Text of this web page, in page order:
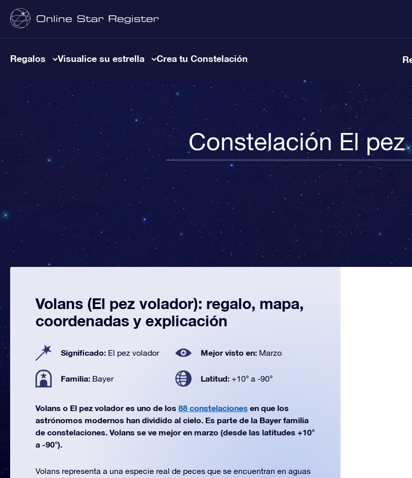
Regalos Visualice su estrella Crea tu Constelación
Constelación El
Volans (El pez volador): regalo, mapa,
coordenadas y explicación
Significado: El pez volador Mejor visto en: Marzo
Familia: Bayer Latitud: +10° a -90°
Volans o El pez volador es uno de los 88 constelaciones en que los
astrónomos modernos han dividido al cielo. Es parte de la Bayer familia
de constelaciones. Volans se ve mejor en marzo (desde las latitudes +10°
a -90°).
Volans representa a una especie real de peces que se encuentran en aguas